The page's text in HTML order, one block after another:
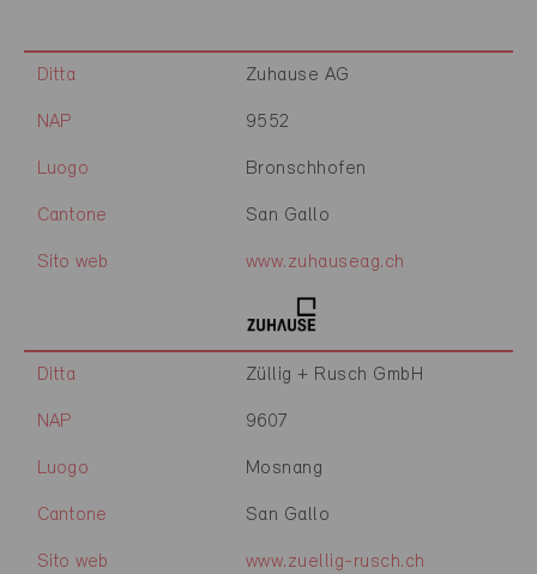
Ditta Zuhause AG
NAP 9552
Luogo Bronschhofen
Cantone San Gallo
Sito web www.zuhauseag.ch
Ditta Züllig + Rusch GmbH
NAP 9607
Luogo Mosnang
Cantone San Gallo
Sito web www.zuellig-rusch.ch